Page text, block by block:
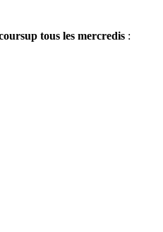
tous les mercredis :